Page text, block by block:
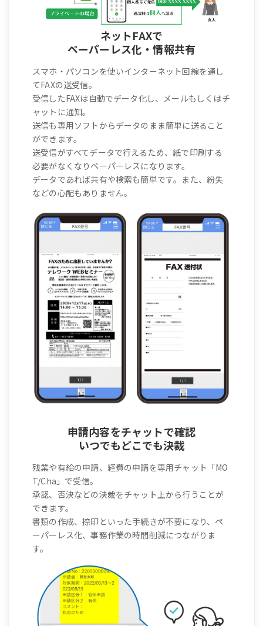
ネットFAXで
ペーパーレス化・情報共有
スマホ・パソコンを使いインターネット回線を通し
てFAXの送受信。
受信したFAXは自動でデータ化し、メールもしくはチ
ャットに通知。
送信も専用ソフトからデータのまま簡単に送ること
ができます。
送受信がすべてデータで行えるため、紙で印刷する
必要がなくなりペーパーレスになります。
データであれば共有や検索も簡単です。また、紛失
などの心配もありません。
申請内容をチャットで確認
いつでもどこでも決裁
残業や有給の申請、経費の申請を専用チャット「MO
T/Cha」で受信。
承認、否決などの決裁をチャット上から行うことが
できます。
書類の作成、捺印といった手続きが不要になり、ペ
ーパーレス化、事務作業の時間削減につながりま
す。